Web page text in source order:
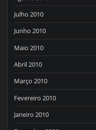
Julho 2010
Junho 2010
Maio 2010
Abril 2010
Março 2010
Fevereiro 2010
Janeiro 2010